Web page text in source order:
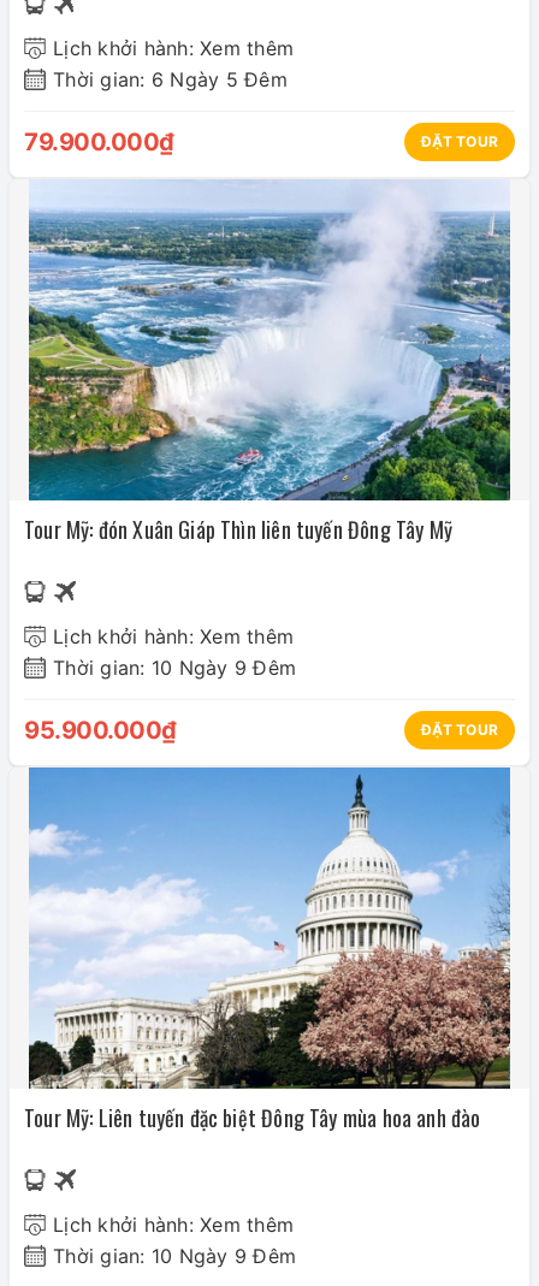
Lịch khởi hành: Xem thêm
Thời gian: 6 Ngày 5 Đêm
79.900.000₫ ĐẶT TOUR
Tour Mỹ: đón Xuân Giáp Thìn liên tuyến Đông Tây Mỹ
Lịch khởi hành: Xem thêm
Thời gian: 10 Ngày 9 Đêm
95.900.000₫ ĐẶT TOUR
Tour Mỹ: Liên tuyến đặc biệt Đông Tây mùa hoa anh đào
Lịch khởi hành: Xem thêm
Thời gian: 10 Ngày 9 Đêm